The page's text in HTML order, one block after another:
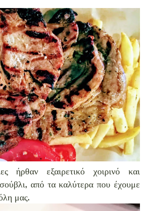
ήρθαν εξαιρετικό χοιρινό και
από τα καλύτερα που έχουμε
μας.